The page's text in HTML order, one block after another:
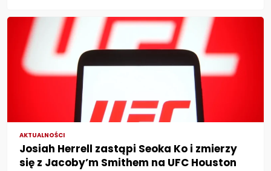
AKTUALNOŚCI
Josiah Herrell zastąpi Seoka Ko i zmierzy
się z Jacoby’m Smithem na UFC Houston